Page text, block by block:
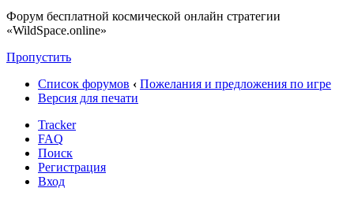
Форум бесплатной космической онлайн стратегии
«WildSpace.online»
Пропустить
Список форумов ‹ Пожелания и предложения по игре
Версия для печати
Tracker
FAQ
Поиск
Регистрация
Вход